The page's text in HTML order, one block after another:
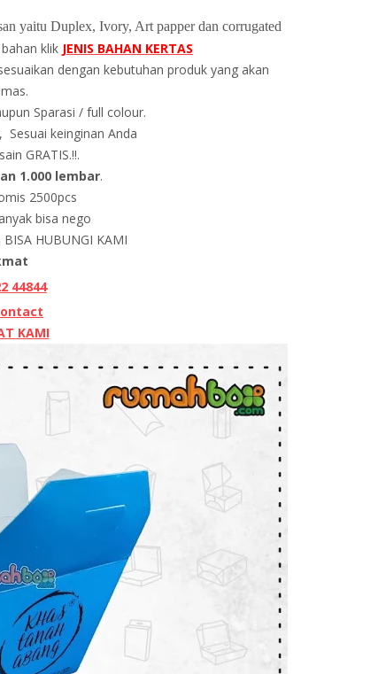
yaitu Duplex, Ivory, Art papper dan corrugated
klik JENIS BAHAN KERTAS
dengan kebutuhan produk yang akan
Sparasi / full colour.
Sesuai keinginan Anda
GRATIS.!!.
1.000 lembar.
2500pcs
bisa nego
BISA HUBUNGI KAMI
44844
KAMI